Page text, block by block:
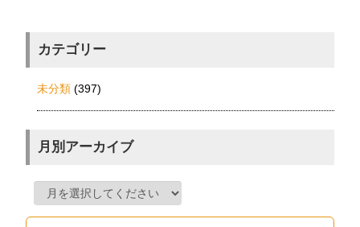
カテゴリー
未分類 (397)
月別アーカイブ